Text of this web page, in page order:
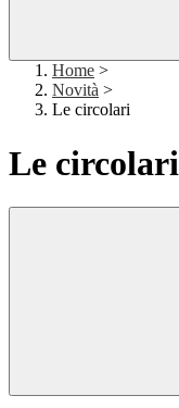
Home >
Novità >
Le circolari
Le circolari